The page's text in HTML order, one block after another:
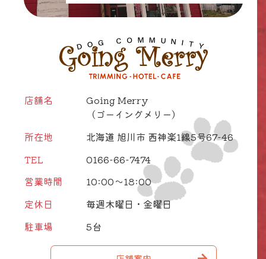
店舗名
Going Merry
（ゴーイングメリー）
所在地
北海道 旭川市 西神楽1線5号67-46
TEL
0166-66-7474
営業時間
10:00～18:00
定休日
毎週木曜日・金曜日
駐車場
5台